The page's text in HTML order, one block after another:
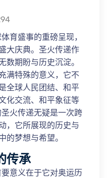
育盛事的重磅呈现，
大庆典。圣火传递作
数期盼与历史沉淀。
满特殊的意义，它不
全球人民团结、和平
化交流、和平象征等
火传递无疑是一次跨
，它所展现的历史与
的梦想与希望。
传承
意义在于它对奥运历